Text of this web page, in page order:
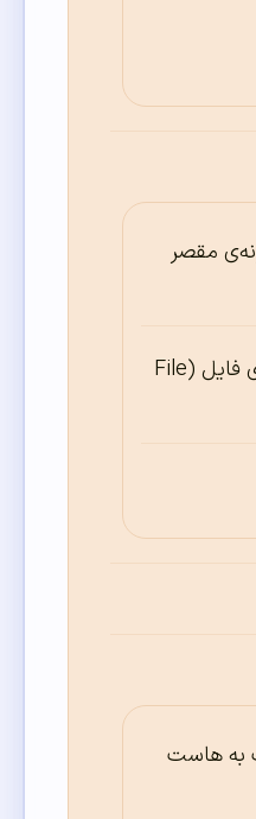
روش ۶: اصلاح مجوزهای فایل (File
به هاست